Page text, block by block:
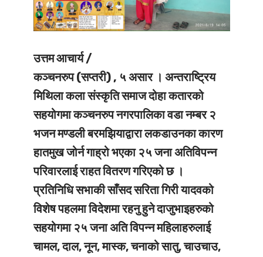
उत्तम आचार्य /
कञ्चनरुप (सप्तरी) , ५ असार । अन्तराष्ट्रिय
मिथिला कला संस्कृति समाज दोहा कतारको
सहयोगमा कञ्चनरुप नगरपालिका वडा नम्बर २
भजन मण्डली बरमझियाद्वारा लकडाउनका कारण
हातमुख जोर्न गाह्रो भएका २५ जना अतिविपन्न
परिवारलाई राहत वितरण गरिएको छ ।
प्रतिनिधि सभाकी साँसद सरिता गिरी यादवको
विशेष पहलमा विदेशमा रहनु हुने दाजुभाइहरुको
सहयोगमा २५ जना अति विपन्न महिलाहरुलाई
चामल, दाल, नून, मास्क, चनाको सातु, चाउचाउ,